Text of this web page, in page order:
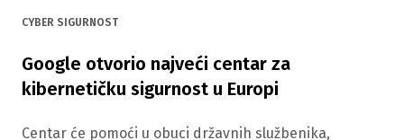
CYBER SIGURNOST
Google otvorio najveći centar za
kibernetičku sigurnost u Europi
Centar će pomoći u obuci državnih službenika,